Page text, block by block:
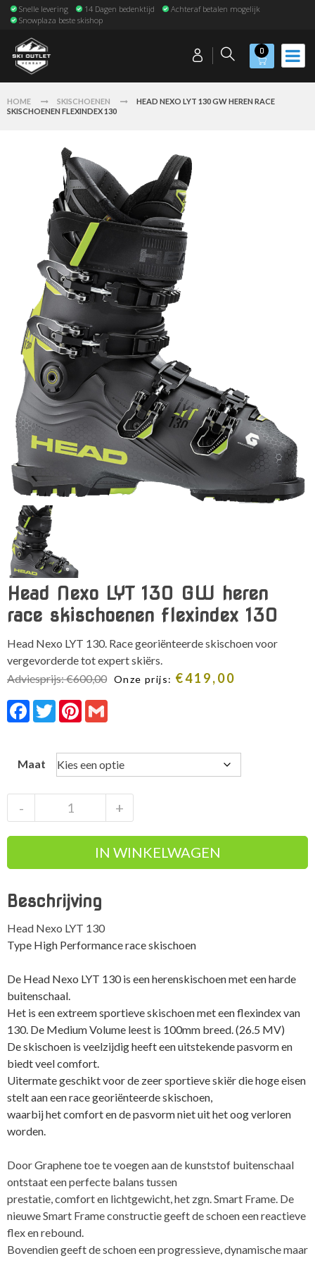
Snelle levering 14 Dagen bedenktijd
Achteraf betalen mogelijk
Snowplaza beste skishop
0
HOME SKISCHOENEN
HEAD NEXO LYT 130 GW HEREN RACE
SKISCHOENEN FLEXINDEX 130
Head Nexo LYT 130 GW heren
race skischoenen flexindex 130
Head Nexo LYT 130. Race georiënteerde skischoen voor
vergevorderde tot expert skiërs.
Adviesprijs:€600,00 Onze prijs: €419,00
Facebook
TwitterPinterest
Maat
LYT
GW
race
flexindex
130
+
-
IN WINKELWAGEN
Beschrijving
Head Nexo LYT 130
Type High Performance race skischoen
De Head Nexo LYT 130 is een herenskischoen met een harde
buitenschaal.
Het is een extreem sportieve skischoen met een flexindex van
130. De Medium Volume leest is 100mm breed. (26.5 MV)
De skischoen is veelzijdig heeft een uitstekende pasvorm en
biedt veel comfort.
Uitermate geschikt voor de zeer sportieve skiër die hoge eisen
stelt aan een race georiënteerde skischoen,
waarbij het comfort en de pasvorm niet uit het oog verloren
worden.
Door Graphene toe te voegen aan de kunststof buitenschaal
ontstaat een perfecte balans tussen
prestatie, comfort en lichtgewicht, het zgn. Smart Frame. De
nieuwe Smart Frame constructie geeft de schoen een reactieve
flex en rebound.
Bovendien geeft de schoen een progressieve, dynamische maar